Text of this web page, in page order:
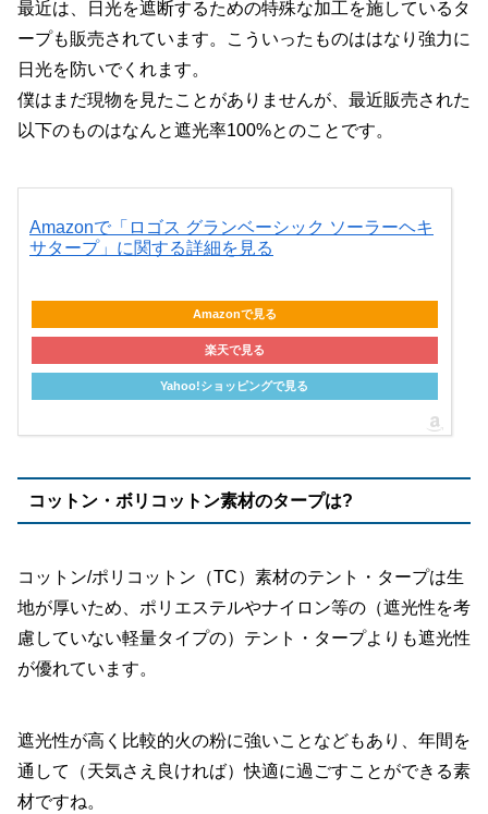
最近は、日光を遮断するための特殊な加工を施しているタ
ープも販売されています。こういったものははなり強力に
日光を防いでくれます。
僕はまだ現物を見たことがありませんが、最近販売された
以下のものはなんと遮光率100%とのことです。
Amazonで「ロゴス グランベーシック ソーラーヘキ
サタープ」に関する詳細を見る
Amazonで見る
楽天で見る
Yahoo!ショッピングで見る
コットン・ボリコットン素材のタープは?
コットン/ポリコットン（TC）素材のテント・タープは生
地が厚いため、ポリエステルやナイロン等の（遮光性を考
慮していない軽量タイプの）テント・タープよりも遮光性
が優れています。
遮光性が高く比較的火の粉に強いことなどもあり、年間を
通して（天気さえ良ければ）快適に過ごすことができる素
材ですね。